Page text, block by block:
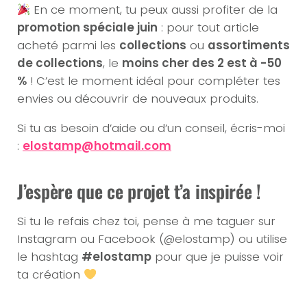
En ce moment, tu peux aussi profiter de la
promotion spéciale juin : pour tout article
acheté parmi les collections ou assortiments
de collections, le moins cher des 2 est à -50
% ! C’est le moment idéal pour compléter tes
envies ou découvrir de nouveaux produits.
Si tu as besoin d’aide ou d’un conseil, écris-moi
: elostamp@hotmail.com
J’espère que ce projet t’a inspirée !
Si tu le refais chez toi, pense à me taguer sur
Instagram ou Facebook (@elostamp) ou utilise
le hashtag #elostamp pour que je puisse voir
ta création